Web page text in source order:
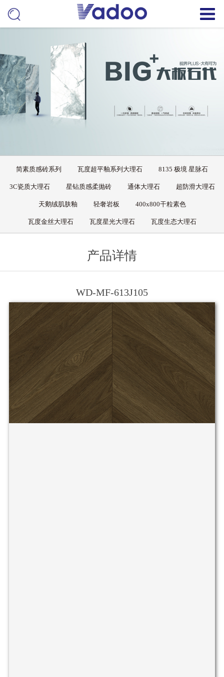
简素质感砖系列 瓦度超平釉系列大理石 8135 极境 星脉石
3C瓷质大理石 星钻质感柔抛砖 通体大理石 超防滑大理石
天鹅绒肌肤釉 轻奢岩板 400x800干粒素色
瓦度金丝大理石 瓦度星光大理石 瓦度生态大理石
产品详情
WD-MF-613J105